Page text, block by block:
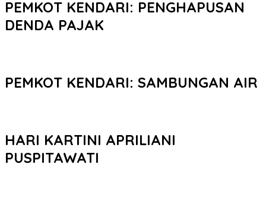
PEMKOT KENDARI: PENGHAPUSAN
DENDA PAJAK
PEMKOT KENDARI: SAMBUNGAN AIR
HARI KARTINI APRILIANI
PUSPITAWATI